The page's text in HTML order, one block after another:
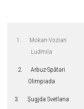
1. Mokan-Vozian
Ludmila
2. Arbuz-Spătari
Olimpiada
3. Șugjda Svetlana